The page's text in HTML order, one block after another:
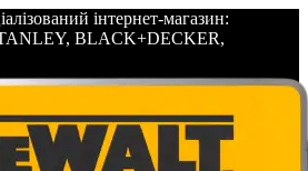
інтернет-магазин:
BLACK+DECKER,